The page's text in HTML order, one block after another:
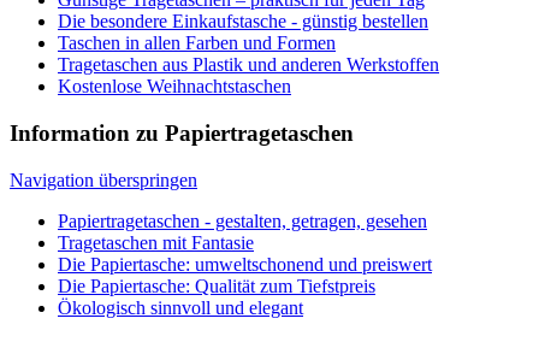
Papiertragetaschen - gestalten, getragen, gesehen
Tragetaschen mit Fantasie
Die Papiertasche: umweltschonend und preiswert
Die Papiertasche: Qualität zum Tiefstpreis
Jutebeutel auf dem Vormarsch
Große Anzahl an hochwertigen Stofftaschen in unserem
Sortiment
Günstige Baumwolltaschen vom Experten